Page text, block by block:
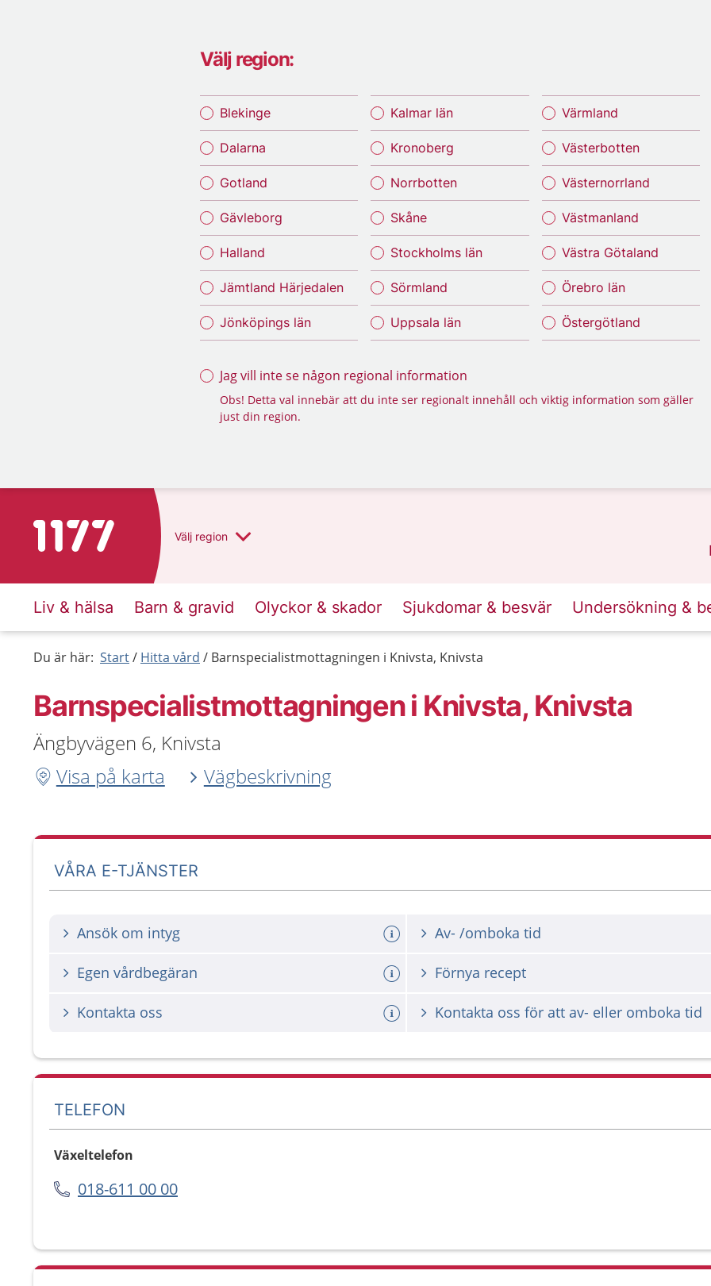
Välj region:
Blekinge
Dalarna
Gotland
Gävleborg
Halland
Jämtland Härjedalen
Jönköpings län
Kalmar län
Kronoberg
Norrbotten
Skåne
Stockholms län
Sörmland
Uppsala län
Värmland
Västerbotten
Västernorrland
Västmanland
Västra Götaland
Örebro län
Östergötland
Jag vill inte se någon regional information
Obs! Detta val innebär att du inte ser regionalt innehåll och viktig information som gäller
just din region.
Till startsidan för 1177 Välj region
Liv & hälsa Barn & gravid Olyckor & skador Sjukdomar & besvär Undersökning &
Du är här: Start Hitta vård Barnspecialistmottagningen i Knivsta, Knivsta
Barnspecialistmottagningen i Knivsta, Knivsta
Ängbyvägen 6, Knivsta
Visa på karta
Vägbeskrivning
VÅRA E-TJÄNSTER
Ansök om intyg Av- /omboka tid
Egen vårdbegäran Förnya recept
Kontakta oss Kontakta oss för att av- eller omboka tid
TELEFON
Växeltelefon
018-611 00 00